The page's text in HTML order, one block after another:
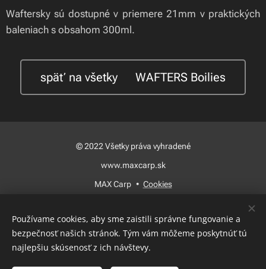
Waftersky sú dostupné v priemere 21mm v praktických
baleniach s obsahom 300ml.
späť na všetky 🍃WAFTERS Boilies
© 2022 Všetky práva vyhradené
www.maxcarp.sk
MAX Carp
Cookies
Slovenčina
Magyar
Používame cookies, aby sme zaistili správne fungovanie a
bezpečnosť našich stránok. Tým vám môžeme poskytnúť tú
najlepšiu skúsenosť z ich návštevy.